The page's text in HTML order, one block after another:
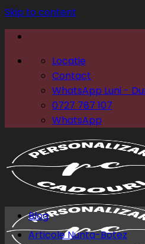
Skip to content
Locatie
Contact
WhatsApp Luni -
0727 787 107
WhatsApp
Blog
Articole Nunta-Botez